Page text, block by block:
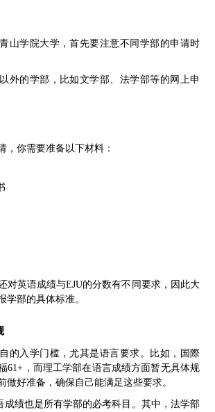
山学院大学，首先要注意不同学部的申请时
外的学部，比如文学部、法学部等的网上申
，你需要准备以下材料：
对英语成绩与EJU的分数有不同要求，因此大
学部的具体标准。
的入学门槛，尤其是语言要求。比如，国際
61+，而理工学部在语言成绩方面暂无具体规
做好准备，确保自己能满足这些要求。
成绩也是所有学部的必考科目。其中，法学部